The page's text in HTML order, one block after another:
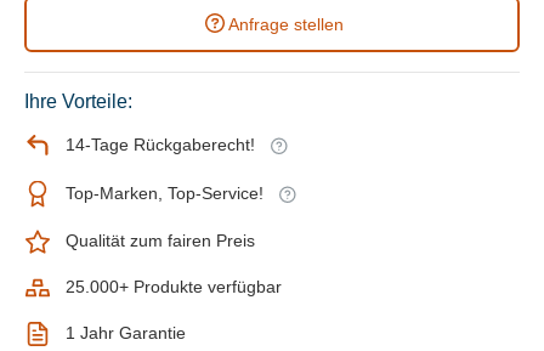
Anfrage stellen
Ihre Vorteile:
14-Tage Rückgaberecht!
Top-Marken, Top-Service!
Qualität zum fairen Preis
25.000+ Produkte verfügbar
1 Jahr Garantie